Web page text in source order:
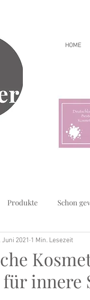
HOME
Produkte Schon
innere
Juni 2021 1 Min. Lesezeit